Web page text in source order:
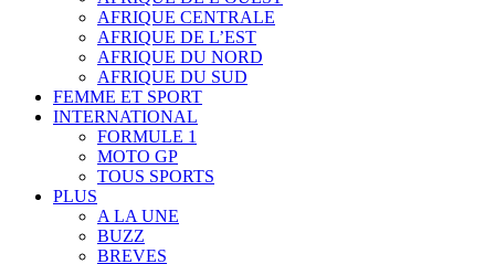
AFRIQUE CENTRALE
AFRIQUE DE L’EST
AFRIQUE DU NORD
AFRIQUE DU SUD
FEMME ET SPORT
INTERNATIONAL
FORMULE 1
MOTO GP
TOUS SPORTS
PLUS
A LA UNE
BUZZ
BREVES